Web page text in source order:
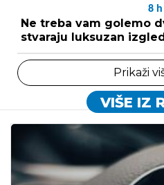
8 h
Ne treba vam golemo
stvaraju luksuzan
Prikaži
VIŠE IZ